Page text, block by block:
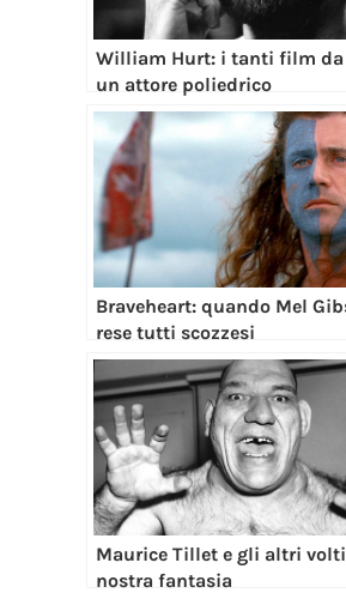
William Hurt: i tanti film da
un attore poliedrico
Braveheart: quando Mel
rese tutti scozzesi
Maurice Tillet e gli altri
nostra fantasia